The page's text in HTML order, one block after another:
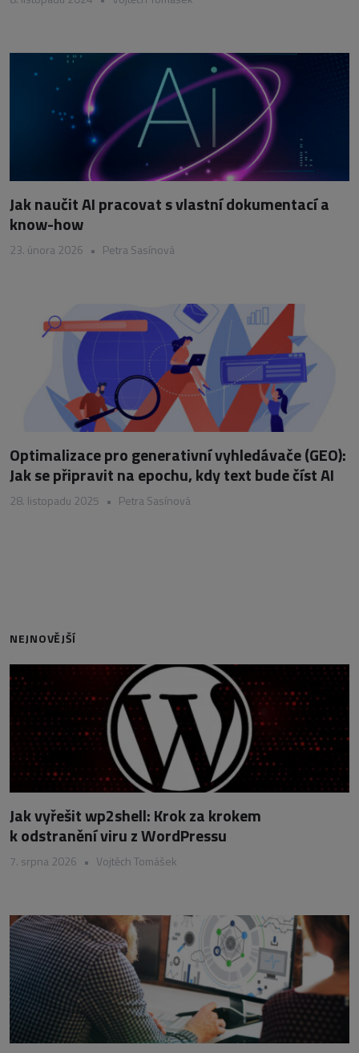
Jak naučit AI pracovat s vlastní dokumentací a
know-how
23. února 2026 • Petra Sasínová
Optimalizace pro generativní vyhledávače (GEO):
Jak se připravit na epochu, kdy text bude číst AI
28. listopadu 2025 • Petra Sasínová
NEJNOVĚJŠÍ
Jak vyřešit wp2shell: Krok za krokem
k odstranění viru z WordPressu
7. srpna 2026 • Vojtěch Tomášek